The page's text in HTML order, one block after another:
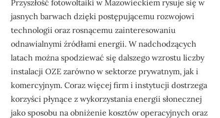
Przyszłość fotowoltaiki w Mazowieckiem rysuje się w
jasnych barwach dzięki postępującemu rozwojowi
technologii oraz rosnącemu zainteresowaniu
odnawialnymi źródłami energii. W nadchodzących
latach można spodziewać się dalszego wzrostu liczby
instalacji OZE zarówno w sektorze prywatnym, jak i
komercyjnym. Coraz więcej firm i instytucji dostrzega
korzyści płynące z wykorzystania energii słonecznej
jako sposobu na obniżenie kosztów operacyjnych oraz